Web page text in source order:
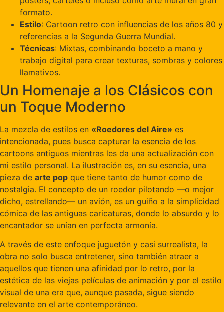
formato.
Estilo: Cartoon retro con influencias de los años 80 y
referencias a la Segunda Guerra Mundial.
Técnicas: Mixtas, combinando boceto a mano y
trabajo digital para crear texturas, sombras y colores
llamativos.
Un Homenaje a los Clásicos con
un Toque Moderno
La mezcla de estilos en «Roedores del Aire» es
intencionada, pues busca capturar la esencia de los
cartoons antiguos mientras les da una actualización con
mi estilo personal. La ilustración es, en su esencia, una
pieza de arte pop que tiene tanto de humor como de
nostalgia. El concepto de un roedor pilotando —o mejor
dicho, estrellando— un avión, es un guiño a la simplicidad
cómica de las antiguas caricaturas, donde lo absurdo y lo
encantador se unían en perfecta armonía.
A través de este enfoque juguetón y casi surrealista, la
obra no solo busca entretener, sino también atraer a
aquellos que tienen una afinidad por lo retro, por la
estética de las viejas películas de animación y por el estilo
visual de una era que, aunque pasada, sigue siendo
relevante en el arte contemporáneo.